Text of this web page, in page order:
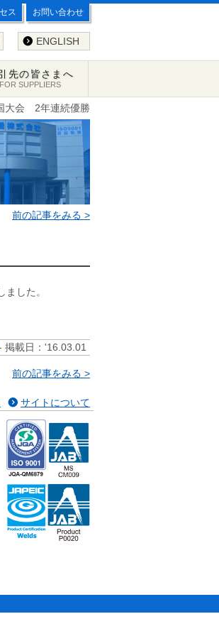
ス お問い合わせ
ENGLISH
先の皆さまへ
FOR SUPPLIERS
大会 2年連続優勝
前の記事をみる >
した。
掲載日：'16.03.01
前の記事をみる >
サイトについて